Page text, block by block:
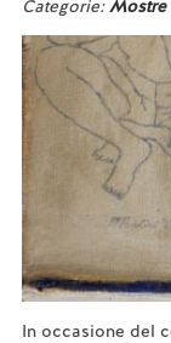
Categorie:Mostre
In occasione del